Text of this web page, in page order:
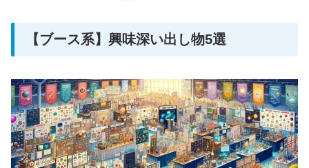
【ブース系】興味深い出し物5選